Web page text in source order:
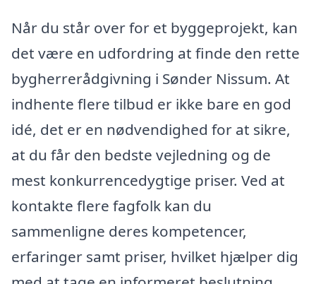
Når du står over for et byggeprojekt, kan
det være en udfordring at finde den rette
bygherrerådgivning i Sønder Nissum. At
indhente flere tilbud er ikke bare en god
idé, det er en nødvendighed for at sikre,
at du får den bedste vejledning og de
mest konkurrencedygtige priser. Ved at
kontakte flere fagfolk kan du
sammenligne deres kompetencer,
erfaringer samt priser, hvilket hjælper dig